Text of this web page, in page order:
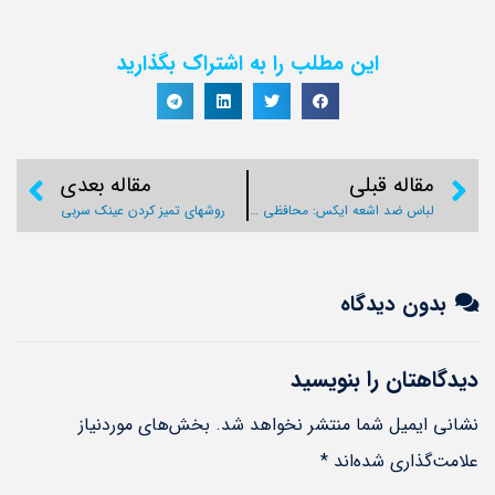
این مطلب را به اشتراک بگذارید
مقاله قبلی
لباس ضد اشعه ایکس: محافظی دوست‌داشتنی در مراکز پزشکی
مقاله بعدی
روشهای تمیز کردن عینک سربی
بدون دیدگاه
دیدگاهتان را بنویسید
نشانی ایمیل شما منتشر نخواهد شد. بخش‌های موردنیاز
علامت‌گذاری شده‌اند *